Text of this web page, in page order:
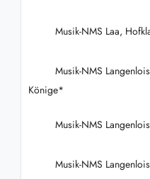
Musik-NMS Laa,
Musik-NMS
Könige*
Musik-NMS
Musik-NMS